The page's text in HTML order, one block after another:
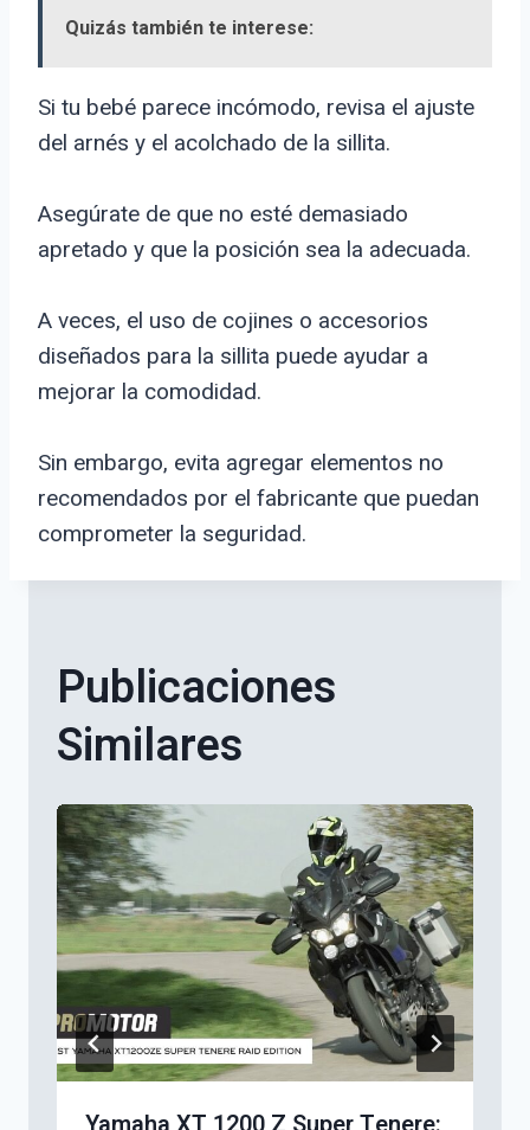
Quizás también te interese:
Si tu bebé parece incómodo, revisa el ajuste
del arnés y el acolchado de la sillita.
Asegúrate de que no esté demasiado
apretado y que la posición sea la adecuada.
A veces, el uso de cojines o accesorios
diseñados para la sillita puede ayudar a
mejorar la comodidad.
Sin embargo, evita agregar elementos no
recomendados por el fabricante que puedan
comprometer la seguridad.
Publicaciones
Similares